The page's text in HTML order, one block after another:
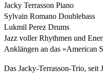
Jacky Terrasson Piano
Sylvain Romano Doublebass
Lukmil Perez Drums
Jazz voller Rhythmen und
Anklängen an das »American
Das Jacky-Terrasson-Trio, seit